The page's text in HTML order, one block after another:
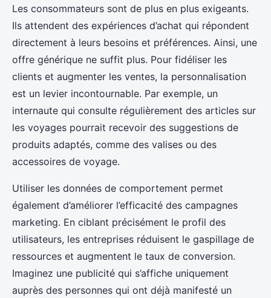
Les consommateurs sont de plus en plus exigeants.
Ils attendent des expériences d’achat qui répondent
directement à leurs besoins et préférences. Ainsi, une
offre générique ne suffit plus. Pour fidéliser les
clients et augmenter les ventes, la personnalisation
est un levier incontournable. Par exemple, un
internaute qui consulte régulièrement des articles sur
les voyages pourrait recevoir des suggestions de
produits adaptés, comme des valises ou des
accessoires de voyage.
Utiliser les données de comportement permet
également d’améliorer l’efficacité des campagnes
marketing. En ciblant précisément le profil des
utilisateurs, les entreprises réduisent le gaspillage de
ressources et augmentent le taux de conversion.
Imaginez une publicité qui s’affiche uniquement
auprès des personnes qui ont déjà manifesté un